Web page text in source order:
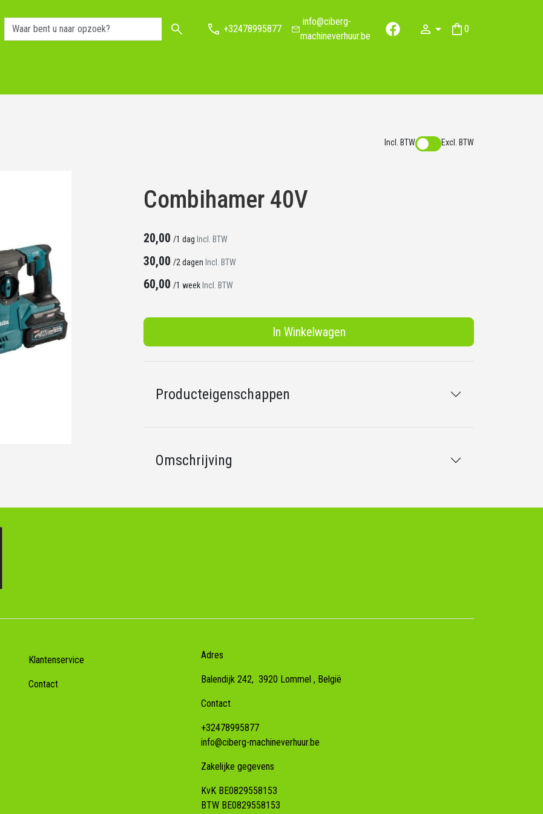
+32478995877
info@ciberg-
machineverhuur.be
facebook winkelwagen
0
Incl. BTW Excl. BTW
Combihamer 40V
20,00 /1 dag Incl. BTW
30,00 /2 dagen Incl. BTW
60,00 /1 weekIncl. BTW
In Winkelwagen
Producteigenschappen
Omschrijving
Klantenservice
Contact
Adres
Balendijk 242, 3920 Lommel , België
Contact
+32478995877
info@ciberg-machineverhuur.be
Zakelijke gegevens
KvK BE0829558153
BTW BE0829558153